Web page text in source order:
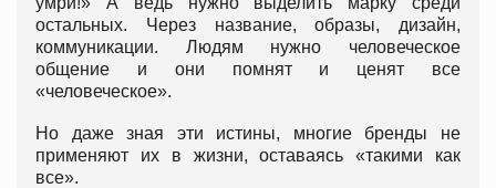
остальных. Через название, образы, дизайн,
коммуникации. Людям нужно человеческое
общение и они помнят и ценят все
«человеческое».
Но даже зная эти истины, многие бренды не
применяют их в жизни, оставаясь «такими как
все».